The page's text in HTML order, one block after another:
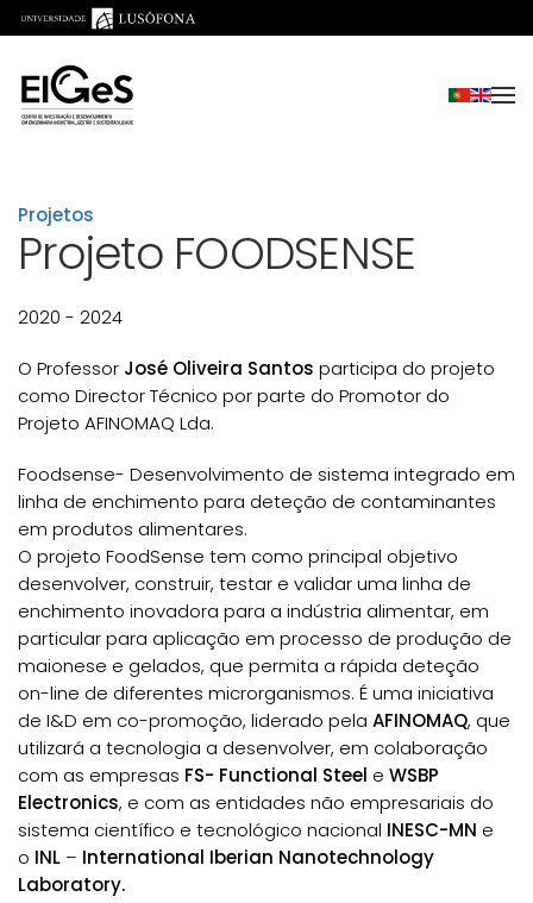
Saltar para o conteúdo principal
Projetos
Projeto FOODSENSE
2020 - 2024
O Professor José Oliveira Santos participa do projeto
como Director Técnico por parte do Promotor do
Projeto AFINOMAQ Lda.
Foodsense- Desenvolvimento de sistema integrado em
linha de enchimento para deteção de contaminantes
em produtos alimentares.
O projeto FoodSense tem como principal objetivo
desenvolver, construir, testar e validar uma linha de
enchimento inovadora para a indústria alimentar, em
particular para aplicação em processo de produção de
maionese e gelados, que permita a rápida deteção
on-line de diferentes microrganismos. É uma iniciativa
de I&D em co-promoção, liderado pela AFINOMAQ, que
utilizará a tecnologia a desenvolver, em colaboração
com as empresas FS- Functional Steel e WSBP
Electronics, e com as entidades não empresariais do
sistema científico e tecnológico nacional INESC-MN e
o INL – International Iberian Nanotechnology
Laboratory.